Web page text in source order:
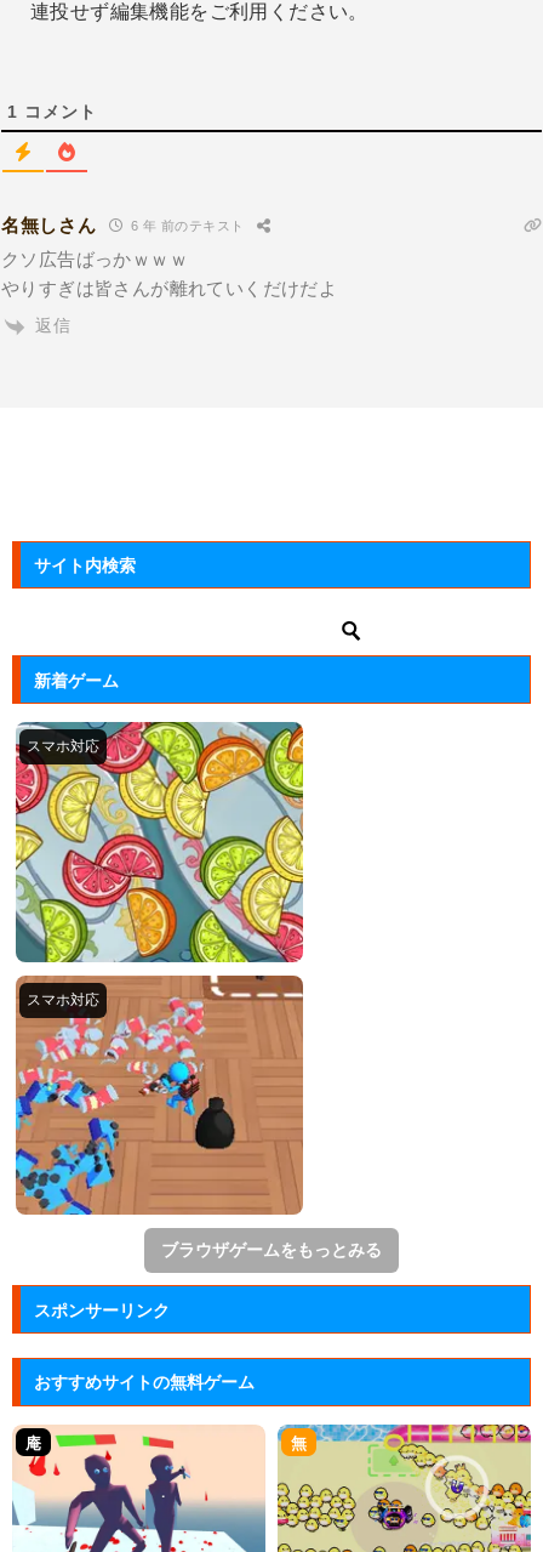
連投せず編集機能をご利用ください。
1 コメント
名無しさん 6 年 前のテキスト
クソ広告ばっかｗｗｗ
やりすぎは皆さんが離れていくだけだよ
返信
サイト内検索
新着ゲーム
ブラウザゲームをもっとみる
スポンサーリンク
おすすめサイトの無料ゲーム
庵 無